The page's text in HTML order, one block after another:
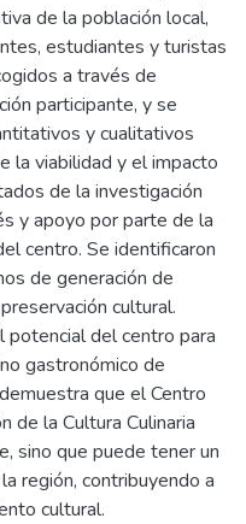
de la población local,
estudiantes y turistas
a través de
participante, y se
y cualitativos
la viabilidad y el impacto
de la investigación
y apoyo por parte de la
centro. Se identificaron
de generación de
cultural.
del centro para
gastronómico de
que el Centro
de la Cultura Culinaria
sino que puede tener un
región, contribuyendo a
cultural.